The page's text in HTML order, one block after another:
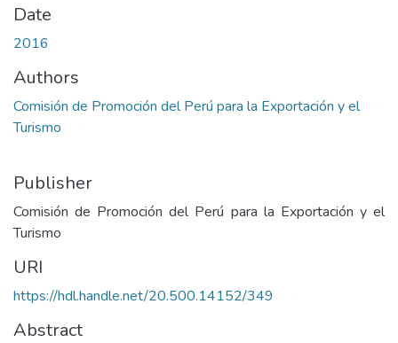
Date
2016
Authors
Comisión de Promoción del Perú para la Exportación y el
Turismo
Publisher
Comisión de Promoción del Perú para la Exportación y el
Turismo
URI
https://hdl.handle.net/20.500.14152/349
Abstract